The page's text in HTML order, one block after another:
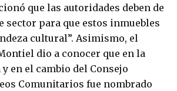
que las autoridades deben de
sector para que estos inmuebles
cultural”. Asimismo, el
dio a conocer que en la
en el cambio del Consejo
Comunitarios fue nombrado